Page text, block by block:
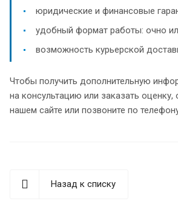
юридические и финансовые
удобный формат работы: очно
возможность курьерской
Чтобы получить дополнительную
на консультацию или заказать оценку,
нашем сайте или позвоните по
Назад к списку